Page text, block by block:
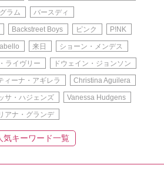
ラム バースディ
Backstreet Boys ピンク P!NK
来日 ショーン・メンデス
ライヴリー ドウェイン・ジョンソン
ィーナ・アギレラ Christina Aguilera
サ・ハジェンズ Vanessa Hudgens
アナ・グランデ
気キーワード一覧